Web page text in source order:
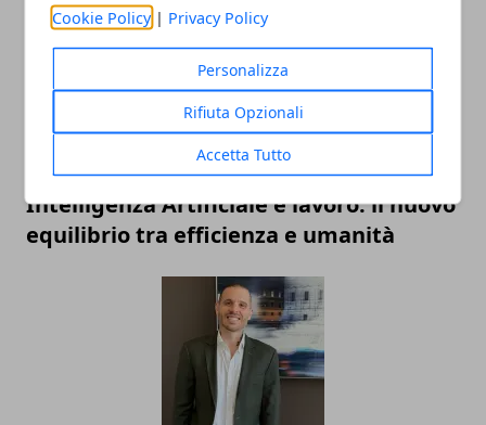
Cookie Policy | Privacy Policy
Personalizza
Rifiuta Opzionali
Accetta Tutto
Intelligenza Artificiale e lavoro: il nuovo
equilibrio tra efficienza e umanità